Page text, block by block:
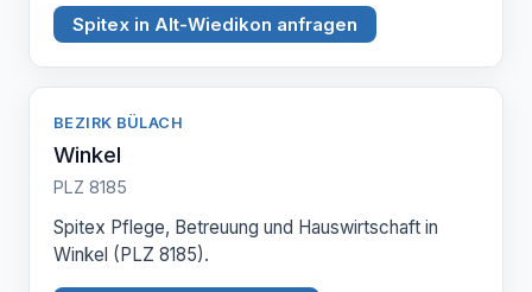
Spitex in Alt-Wiedikon anfragen
BEZIRK BÜLACH
Winkel
PLZ 8185
Spitex Pflege, Betreuung und Hauswirtschaft in
Winkel (PLZ 8185).